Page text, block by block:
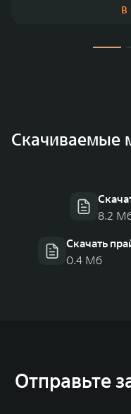
В
Скачиваемые
8.2
Скачать
0.4 Мб
Отправьте